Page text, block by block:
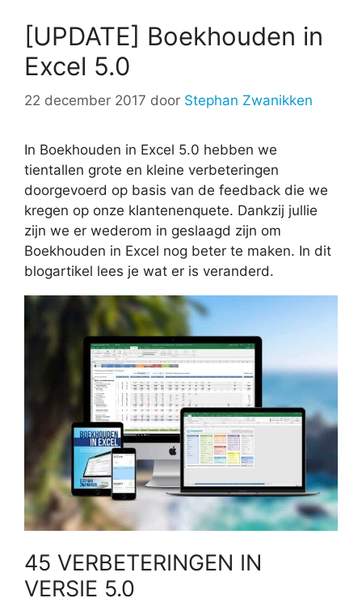
[UPDATE] Boekhouden in
Excel 5.0
22 december 2017 door Stephan Zwanikken
In Boekhouden in Excel 5.0 hebben we
tientallen grote en kleine verbeteringen
doorgevoerd op basis van de feedback die we
kregen op onze klantenenquete. Dankzij jullie
zijn we er wederom in geslaagd zijn om
Boekhouden in Excel nog beter te maken. In dit
blogartikel lees je wat er is veranderd.
45 VERBETERINGEN IN
VERSIE 5.0